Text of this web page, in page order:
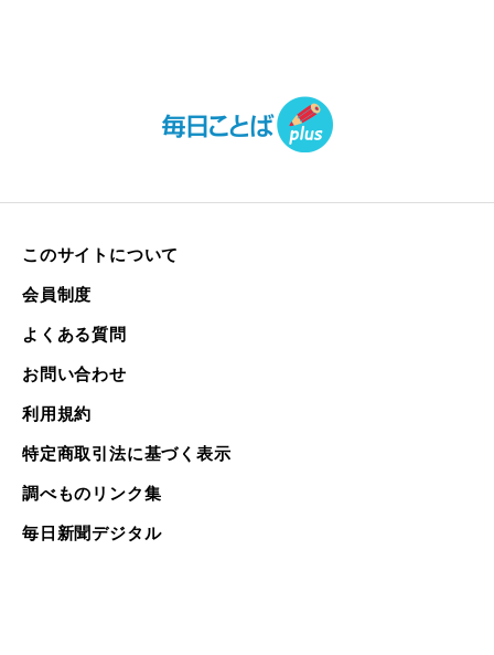
このサイトについて
会員制度
よくある質問
お問い合わせ
利用規約
特定商取引法に基づく表示
調べものリンク集
毎日新聞デジタル